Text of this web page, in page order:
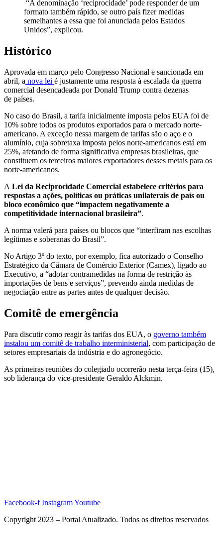
“A denominação ‘reciprocidade’ pode responder de um
formato também rápido, se outro país fizer medidas
semelhantes a essa que foi anunciada pelos Estados
Unidos”, explicou.
Histórico
Aprovada em março pelo Congresso Nacional e sancionada em
abril, a nova lei é justamente uma resposta à escalada da guerra
comercial desencadeada por Donald Trump contra dezenas
de países.
No caso do Brasil, a tarifa inicialmente imposta pelos EUA foi de
10% sobre todos os produtos exportados para o mercado norte-
americano. A exceção nessa margem de tarifas são o aço e o
alumínio, cuja sobretaxa imposta pelos norte-americanos está em
25%, afetando de forma significativa empresas brasileiras, que
constituem os terceiros maiores exportadores desses metais para os
norte-americanos.
A Lei da Reciprocidade Comercial estabelece critérios para
respostas a ações, políticas ou práticas unilaterais de país ou
bloco econômico que “impactem negativamente a
competitividade internacional brasileira”.
A norma valerá para países ou blocos que “interfiram nas escolhas
legítimas e soberanas do Brasil”.
No Artigo 3º do texto, por exemplo, fica autorizado o Conselho
Estratégico da Câmara de Comércio Exterior (Camex), ligado ao
Executivo, a “adotar contramedidas na forma de restrição às
importações de bens e serviços”, prevendo ainda medidas de
negociação entre as partes antes de qualquer decisão.
Comitê de emergência
Para discutir como reagir às tarifas dos EUA, o governo também
instalou um comitê de trabalho interministerial, com participação de
setores empresariais da indústria e do agronegócio.
As primeiras reuniões do colegiado ocorrerão nesta terça-feira (15),
sob liderança do vice-presidente Geraldo Alckmin.
Facebook-f InstagramYoutube
Copyright 2023 – Portal Atualizado. Todos os direitos reservados